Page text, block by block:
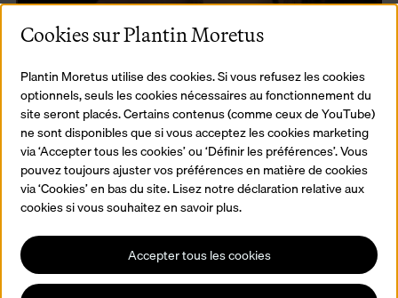
Mise en scène sonore et
audioguide
Vous n'aimez pas beaucoup lire ? La visite audio ou la mise en
scène sonore sont là pour vous.
Mise en scène sonore
Les nouvelles techniques audio tridimensionnelles vous donnent
l'impression de voyager dans le temps et de plonger dans
l'effervescence de la maison et de l'imprimerie. La mise en scène
et ses (anciens) habitants de manière amusante.
Audioguide
Cookies sur Plantin Moretus
Plantin Moretus utilise des cookies. Si vous refusez les cookies
optionnels, seuls les cookies nécessaires au fonctionnement du
site seront placés. Certains contenus (comme ceux de YouTube)
ne sont disponibles que si vous acceptez les cookies marketing
via ‘Accepter tous les cookies’ ou ‘Définir les préférences’. Vous
pouvez toujours ajuster vos préférences en matière de cookies
via ‘Cookies’ en bas du site. Lisez notre déclaration relative aux
cookies si vous souhaitez en savoir plus.
Accepter tous les cookies